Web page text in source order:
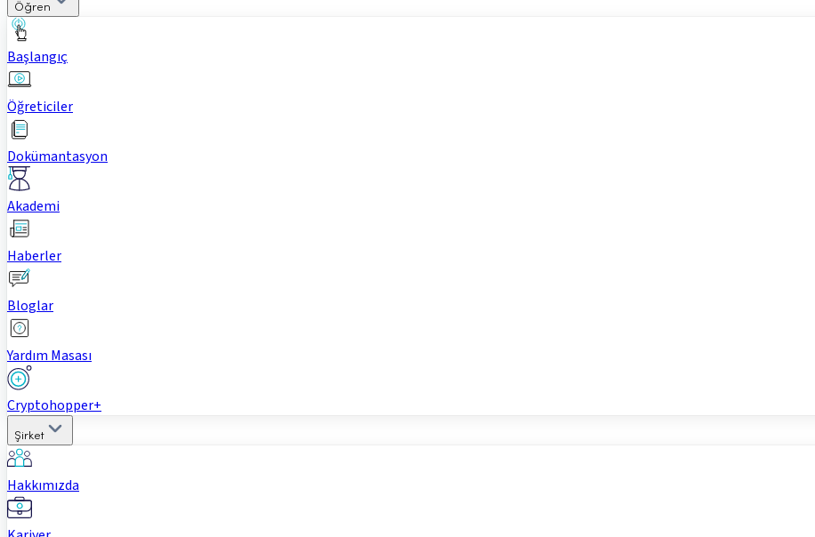
Öğren
Başlangıç
Öğreticiler
Dokümantasyon
Akademi
Haberler
Bloglar
Yardım Masası
Cryptohopper+
Şirket
Hakkımızda